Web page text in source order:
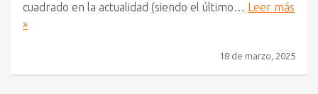
cuadrado en la actualidad (siendo el último… Leer más
»
18 de marzo, 2025